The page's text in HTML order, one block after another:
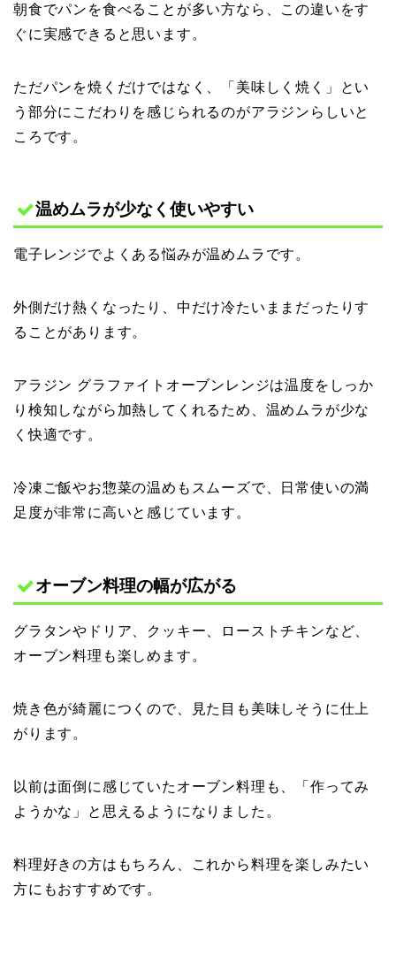
朝食でパンを食べることが多い方なら、この違いをす
ぐに実感できると思います。
ただパンを焼くだけではなく、「美味しく焼く」とい
う部分にこだわりを感じられるのがアラジンらしいと
ころです。
温めムラが少なく使いやすい
電子レンジでよくある悩みが温めムラです。
外側だけ熱くなったり、中だけ冷たいままだったりす
ることがあります。
アラジン グラファイトオーブンレンジは温度をしっか
り検知しながら加熱してくれるため、温めムラが少な
く快適です。
冷凍ご飯やお惣菜の温めもスムーズで、日常使いの満
足度が非常に高いと感じています。
オーブン料理の幅が広がる
グラタンやドリア、クッキー、ローストチキンなど、
オーブン料理も楽しめます。
焼き色が綺麗につくので、見た目も美味しそうに仕上
がります。
以前は面倒に感じていたオーブン料理も、「作ってみ
ようかな」と思えるようになりました。
料理好きの方はもちろん、これから料理を楽しみたい
方にもおすすめです。